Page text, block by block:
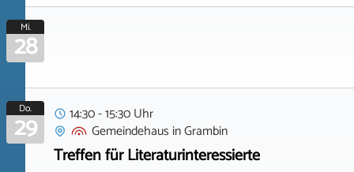
Mi.
28
Do.
29
14:30 - 15:30 Uhr
Gemeindehaus inGrambin
Treffen für Literaturinteressierte